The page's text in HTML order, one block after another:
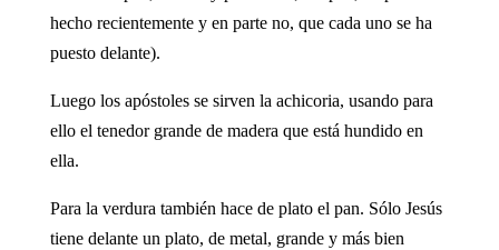
hecho recientemente y en parte no, que cada uno se ha
puesto delante).
Luego los apóstoles se sirven la achicoria, usando para
ello el tenedor grande de madera que está hundido en
ella.
Para la verdura también hace de plato el pan. Sólo Jesús
tiene delante un plato, de metal, grande y más bien